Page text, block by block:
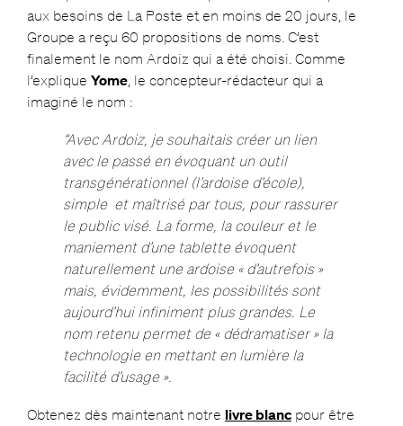
aux besoins de La Poste et en moins de 20 jours, le
Groupe a reçu 60 propositions de noms. C’est
finalement le nom Ardoiz qui a été choisi. Comme
l’explique Yome, le concepteur-rédacteur qui a
imaginé le nom :
“Avec Ardoiz, je souhaitais créer un lien
avec le passé en évoquant un outil
transgénérationnel (l’ardoise d’école),
simple et maîtrisé par tous, pour rassurer
le public visé. La forme, la couleur et le
maniement d’une tablette évoquent
naturellement une ardoise « d’autrefois »
mais, évidemment, les possibilités sont
aujourd’hui infiniment plus grandes. Le
nom retenu permet de « dédramatiser » la
technologie en mettant en lumière la
facilité d’usage ».
Obtenez dès maintenant notre livre blancpour être